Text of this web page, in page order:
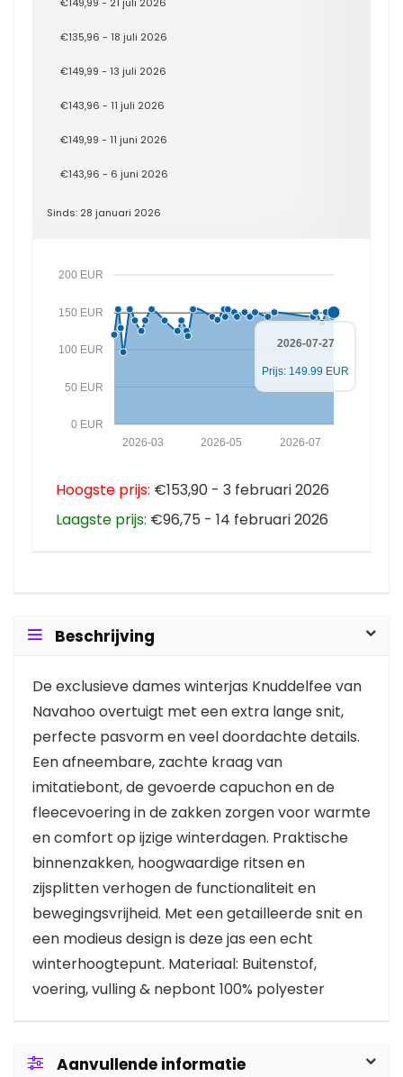
€135,96 - 18 juli 2026
€149,99 - 13 juli 2026
€143,96 - 11 juli 2026
€149,99 - 11 juni 2026
€143,96 - 6 juni 2026
Sinds: 28 januari 2026
0 EUR
50 EUR
100 EUR
150 EUR
200 EUR
2026-07
2026-05
2026-03
2026-07-27
Prijs: 149.99 EUR
Hoogste prijs: €153,90 - 3 februari 2026
Laagste prijs: €96,75 - 14 februari 2026
Beschrijving
De exclusieve dames winterjas Knuddelfee van
Navahoo overtuigt met een extra lange snit,
perfecte pasvorm en veel doordachte details.
Een afneembare, zachte kraag van
imitatiebont, de gevoerde capuchon en de
fleecevoering in de zakken zorgen voor warmte
en comfort op ijzige winterdagen. Praktische
binnenzakken, hoogwaardige ritsen en
zijsplitten verhogen de functionaliteit en
bewegingsvrijheid. Met een getailleerde snit en
een modieus design is deze jas een echt
winterhoogtepunt. Materiaal: Buitenstof,
voering, vulling & nepbont 100% polyester
Aanvullende informatie